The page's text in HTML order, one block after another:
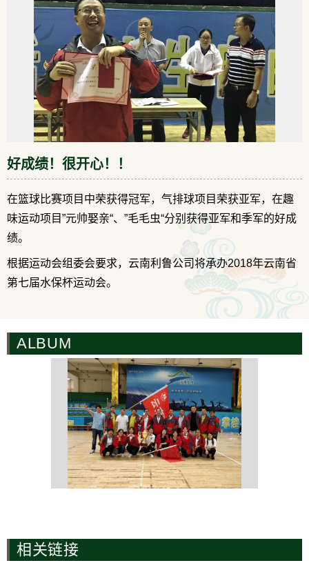
好成绩！很开心！！
在篮球比赛项目中荣获得冠军，气排球项目荣获亚军，在趣
味运动项目”元帅娶亲“、”毛毛虫“分别获得亚军和季军的好成
绩。
根据运动会组委会要求，云南利鲁公司将承办2018年云南省
第七届水保杯运动会。
ALBUM
相关链接